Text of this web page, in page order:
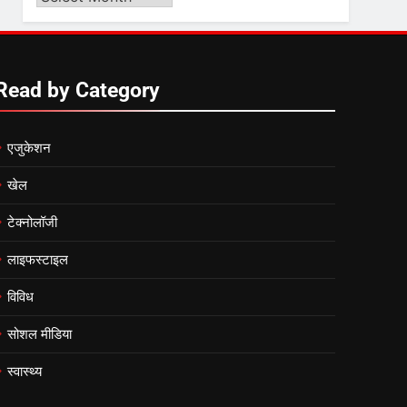
बजट
by
by Category
एजुकेशन
खेल
टेक्नोलॉजी
लाइफस्टाइल
विविध
सोशल मीडिया
स्वास्थ्य